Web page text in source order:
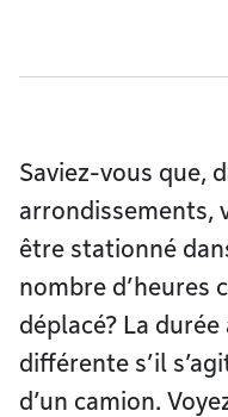
Saviez-vous que,
arrondissements,
être stationné
nombre d’heures
déplacé? La
différente s’il
d’un camion.